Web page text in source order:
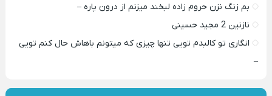
بم زنگ نزن حروم زاده لبخند میزنم از درون پاره –
نازنین 2 مجید حسینی
انگاری تو کالبدم تویی تنها چیزی که میتونم باهاش حال کنم تویی
–